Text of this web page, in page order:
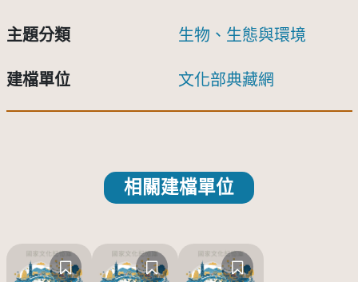
主題分類 生物、生態與環境
建檔單位 文化部典藏網
相關建檔單位